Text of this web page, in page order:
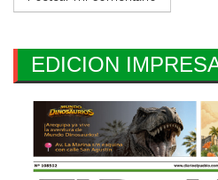
EDICION